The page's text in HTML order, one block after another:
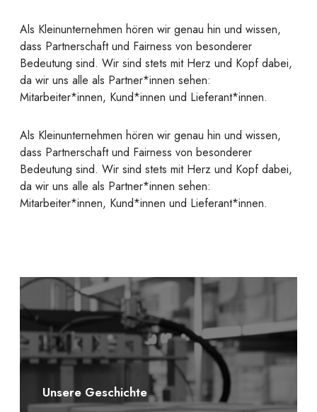
Als Kleinunternehmen hören wir genau hin und wissen,
dass Partnerschaft und Fairness von besonderer
Bedeutung sind. Wir sind stets mit Herz und Kopf dabei,
da wir uns alle als Partner*innen sehen:
Mitarbeiter*innen, Kund*innen und Lieferant*innen.
Als Kleinunternehmen hören wir genau hin und wissen,
dass Partnerschaft und Fairness von besonderer
Bedeutung sind. Wir sind stets mit Herz und Kopf dabei,
da wir uns alle als Partner*innen sehen:
Mitarbeiter*innen, Kund*innen und Lieferant*innen.
Unsere Geschichte